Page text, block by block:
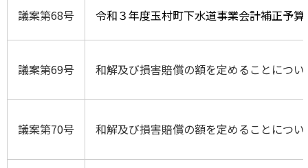
議案第68号 令和３年度玉村町下水道事業会計補正予
議案第69号 和解及び損害賠償の額を定めることについ
議案第70号 和解及び損害賠償の額を定めることについ